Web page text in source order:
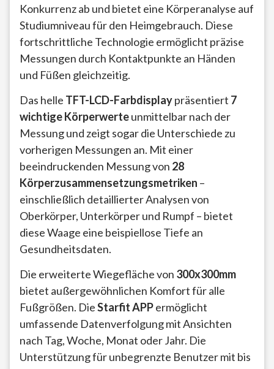
Konkurrenz ab und bietet eine Körperanalyse auf
Studiumniveau für den Heimgebrauch. Diese
fortschrittliche Technologie ermöglicht präzise
Messungen durch Kontaktpunkte an Händen
und Füßen gleichzeitig.
Das helle TFT-LCD-Farbdisplaypräsentiert 7
wichtige Körperwerteunmittelbar nach der
Messung und zeigt sogar die Unterschiede zu
vorherigen Messungen an. Mit einer
beeindruckenden Messung von 28
Körperzusammensetzungsmetriken –
einschließlich detaillierter Analysen von
Oberkörper, Unterkörper und Rumpf – bietet
diese Waage eine beispiellose Tiefe an
Gesundheitsdaten.
Die erweiterte Wiegefläche von 300x300mm
bietet außergewöhnlichen Komfort für alle
Fußgrößen. DieStarfit APPermöglicht
umfassende Datenverfolgung mit Ansichten
nach Tag, Woche, Monat oder Jahr. Die
Unterstützung für unbegrenzte Benutzer mit bis